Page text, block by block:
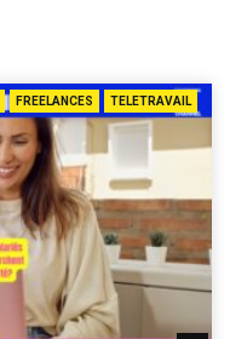
FREELANCES TELETRAVAIL